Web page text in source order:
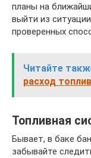
планы на
выйти из
проверенных
Читайте
расход
Топливная
Бывает, в баке
забывайте